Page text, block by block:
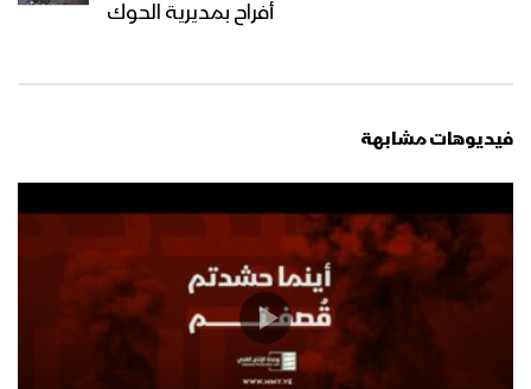
أفراح بمديرية الحوك
فيديوهات مشابهة